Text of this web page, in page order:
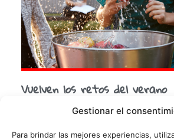
Gestionar el
Para brindar las mejores experiencias,
Vuelven los retos del verano
El verano vuelve un año tras otro
verano, las vacaciones de